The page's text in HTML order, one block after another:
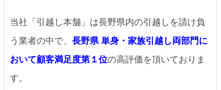
当社「引越し本舗」は長野県内の引越しを請け負
う業者の中で、 長野県 単身・家族引越し両部門に
おいて顧客満足度第１位の高評価を頂いておりま
す。